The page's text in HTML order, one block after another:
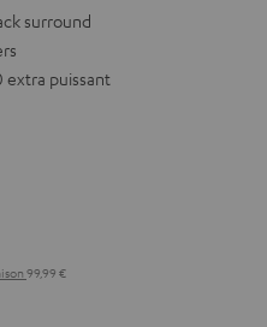
surround
extra puissant
99,99 €